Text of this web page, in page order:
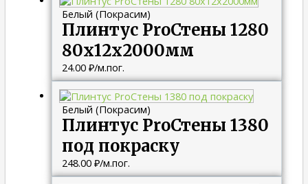
Белый (Покрасим)
Плинтус ProСтены 1280
80x12x2000мм
24.00 ₽/м.пог.
Белый (Покрасим)
Плинтус ProСтены 1380
под покраску
248.00 ₽/м.пог.